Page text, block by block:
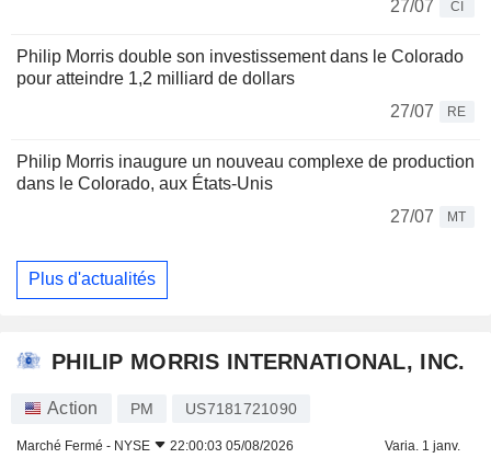
27/07 CI
Philip Morris double son investissement dans le Colorado
pour atteindre 1,2 milliard de dollars
27/07
RE
Philip Morris inaugure un nouveau complexe de production
dans le Colorado, aux États-Unis
27/07
MT
Plus d'actualités
PHILIP MORRIS INTERNATIONAL, INC.
Action PM US7181721090
Marché Fermé - NYSE 22:00:03 05/08/2026 Varia. 1 janv.